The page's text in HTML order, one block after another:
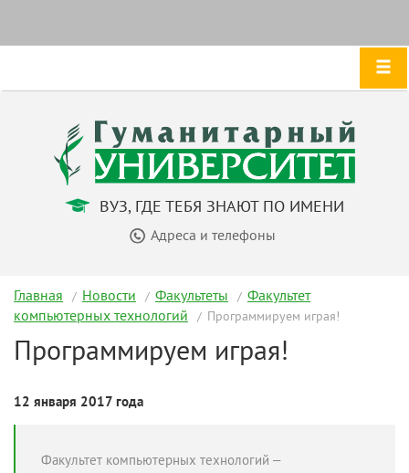
ВУЗ, ГДЕ ТЕБЯ ЗНАЮТ ПО ИМЕНИ
Адреса и телефоны
Главная Новости Факультеты
Факультет
компьютерных технологий
Программируем играя!
Программируем играя!
12 января 2017 года
Факультет компьютерных технологий –